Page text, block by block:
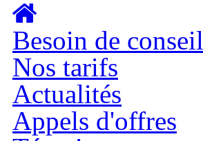
Aller au contenu principal
Besoin de conseil
Nos tarifs
Actualités
Appels d'offres